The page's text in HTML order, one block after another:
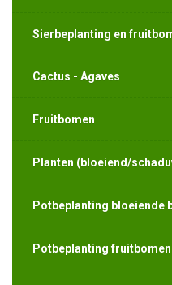
Sierbeplanting en
Cactus - Agaves
Fruitbomen
Planten (bloeiend/
Potbeplanting bloeiende
Potbeplanting fruitbomen